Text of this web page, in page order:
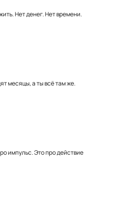
Нет денег. Нет времени.
месяцы, а ты всё там же.
импульс. Это про действие